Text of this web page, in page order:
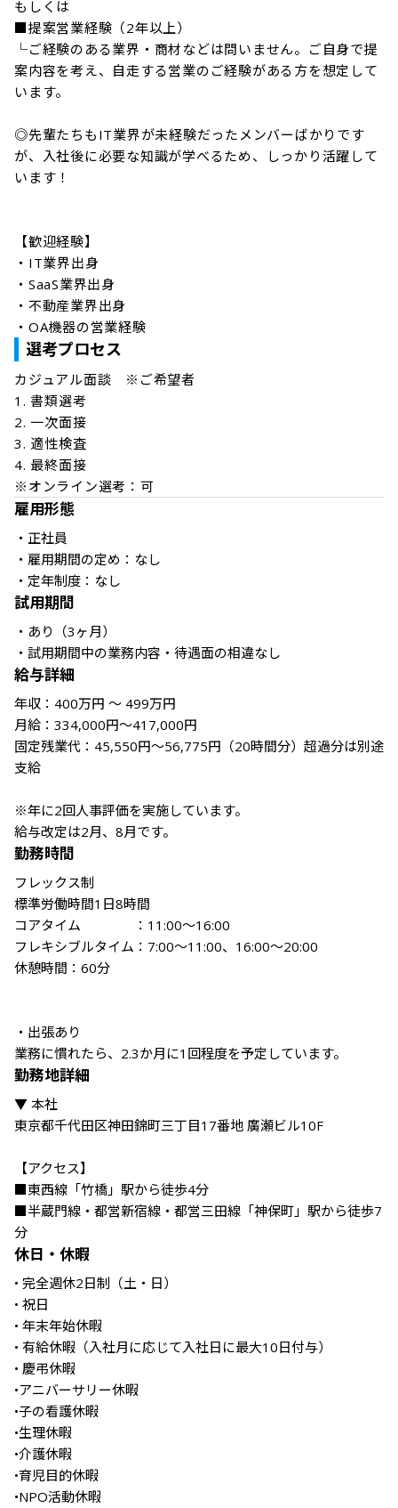
もしくは
■提案営業経験（2年以上）
└ご経験のある業界・商材などは問いません。ご自身で提
案内容を考え、自走する営業のご経験がある方を想定して
います。
◎先輩たちもIT業界が未経験だったメンバーばかりです
が、入社後に必要な知識が学べるため、しっかり活躍して
います！
【歓迎経験】
・IT業界出身
・SaaS業界出身
・不動産業界出身
選考プロセス
カジュアル面談　※ご希望者
1. 書類選考
2. 一次面接
3. 適性検査
4. 最終面接
※オンライン選考：可
雇用形態
・正社員
・雇用期間の定め：なし
・定年制度：なし
試用期間
・あり（3ヶ月）
給与詳細
年収：400万円 ～ 499万円
月給：334,000円～417,000円
固定残業代：45,550円～56,775円（20時間分）超過分は別途
支給
※年に2回人事評価を実施しています。
勤務時間
フレックス制
標準労働時間1日8時間
コアタイム　　　　：11:00～16:00
フレキシブルタイム：7:00～11:00、16:00～20:00
休憩時間：60分
・出張あり
業務に慣れたら、2.3か月に1回程度を予定しています。
勤務地詳細
▼ 本社
東京都千代田区神田錦町三丁目17番地 廣瀬ビル10F
【アクセス】
■東西線「竹橋」駅から徒歩4分
■半蔵門線・都営新宿線・都営三田線「神保町」駅から徒歩7
休日・休暇
• 完全週休2日制（土・日）
• 祝日
• 年末年始休暇
• 有給休暇（入社月に応じて入社日に最大10日付与）
• 慶弔休暇
•アニバーサリー休暇
•子の看護休暇
•生理休暇
•介護休暇
•育児目的休暇
•NPO活動休暇